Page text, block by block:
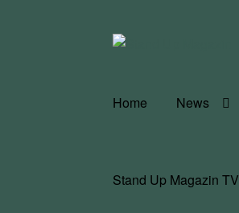
Home
News
Stand Up Magazin TV